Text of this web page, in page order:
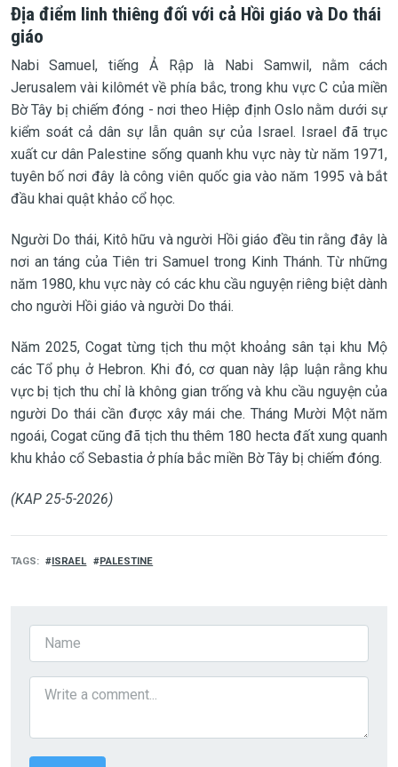
Địa điểm linh thiêng đối với cả Hồi giáo và Do thái
giáo
Nabi Samuel, tiếng Ả Rập là Nabi Samwil, nằm cách
Jerusalem vài kilômét về phía bắc, trong khu vực C của miền
Bờ Tây bị chiếm đóng - nơi theo Hiệp định Oslo nằm dưới sự
kiểm soát cả dân sự lẫn quân sự của Israel. Israel đã trục
xuất cư dân Palestine sống quanh khu vực này từ năm 1971,
tuyên bố nơi đây là công viên quốc gia vào năm 1995 và bắt
đầu khai quật khảo cổ học.
Người Do thái, Kitô hữu và người Hồi giáo đều tin rằng đây là
nơi an táng của Tiên tri Samuel trong Kinh Thánh. Từ những
năm 1980, khu vực này có các khu cầu nguyện riêng biệt dành
cho người Hồi giáo và người Do thái.
Năm 2025, Cogat từng tịch thu một khoảng sân tại khu Mộ
các Tổ phụ ở Hebron. Khi đó, cơ quan này lập luận rằng khu
vực bị tịch thu chỉ là không gian trống và khu cầu nguyện của
người Do thái cần được xây mái che. Tháng Mười Một năm
ngoái, Cogat cũng đã tịch thu thêm 180 hecta đất xung quanh
khu khảo cổ Sebastia ở phía bắc miền Bờ Tây bị chiếm đóng.
(KAP 25-5-2026)
TAGS ISRAEL PALESTINE